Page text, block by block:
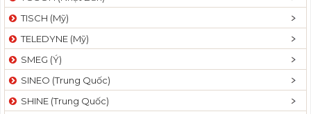
TISCH (Mỹ)
TELEDYNE (Mỹ)
SMEG (Ý)
SINEO (Trung Quốc)
SHINE (Trung Quốc)